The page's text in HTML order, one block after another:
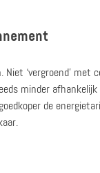
‘vergroend’ met
minder
de